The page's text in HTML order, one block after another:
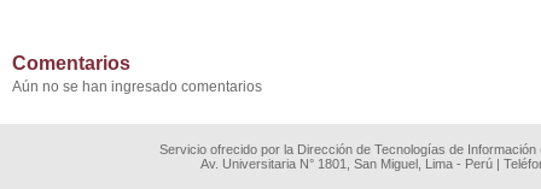
Comentarios
Aún no se han ingresado comentarios
Servicio ofrecido por la Dirección de Tecnologías de
Av. Universitaria N° 1801, San Miguel, Lima - Perú |